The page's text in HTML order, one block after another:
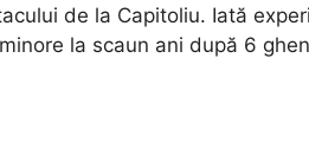
de la Capitoliu. Iată
la scaun ani după 6